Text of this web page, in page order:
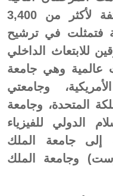
والثالثة دورات حضورية مكثفة لأكثر من 3,400
فتمثلت في ترشيح
للابتعاث الداخلي
وهي جامعة
وجامعتي
المتحدة، وجامعة
الدولي للفيزياء
إلى جامعة الملك
وجامعة الملك